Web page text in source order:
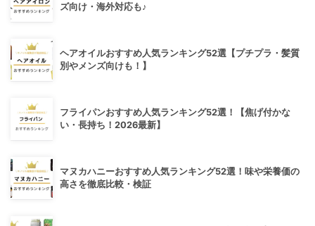
ズ向け・海外対応も♪
ヘアオイルおすすめ人気ランキング52選【プチプラ・髪質
別やメンズ向けも！】
フライパンおすすめ人気ランキング52選！【焦げ付かな
い・長持ち！2026最新】
マヌカハニーおすすめ人気ランキング52選！味や栄養価の
高さを徹底比較・検証